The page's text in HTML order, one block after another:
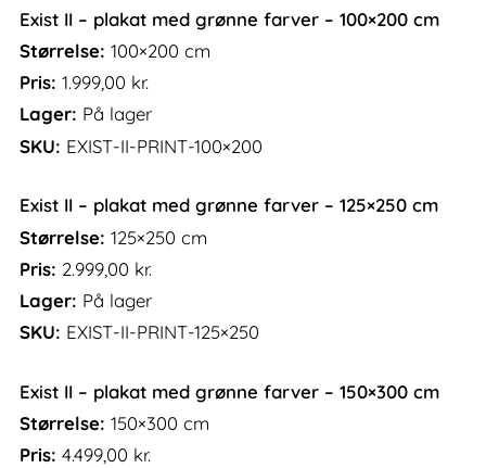
Exist II – plakat med grønne farver – 100×200 cm
Størrelse: 100×200 cm
Pris: 1.999,00 kr.
Lager: På lager
SKU: EXIST-II-PRINT-100×200
Exist II – plakat med grønne farver – 125×250 cm
Størrelse: 125×250 cm
Pris: 2.999,00 kr.
Lager: På lager
SKU: EXIST-II-PRINT-125×250
Exist II – plakat med grønne farver – 150×300 cm
Størrelse: 150×300 cm
Pris: 4.499,00 kr.